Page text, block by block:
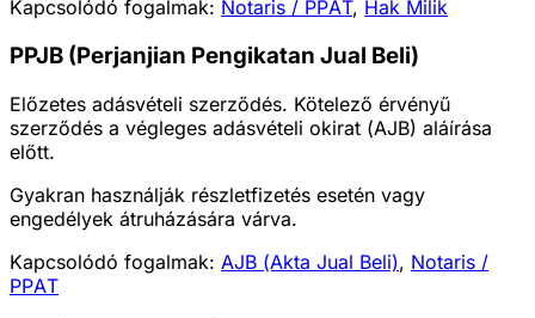
Kapcsolódó fogalmak: Notaris / PPAT, Hak Milik
PPJB (Perjanjian Pengikatan Jual Beli)
Előzetes adásvételi szerződés. Kötelező érvényű
szerződés a végleges adásvételi okirat (AJB) aláírása
előtt.
Gyakran használják részletfizetés esetén vagy
engedélyek átruházására várva.
Kapcsolódó fogalmak: AJB (Akta Jual Beli), Notaris /
PPAT